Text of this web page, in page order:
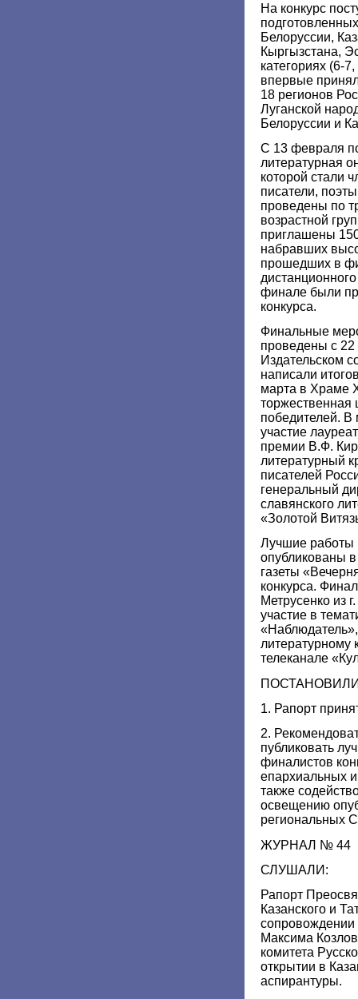
На конкурс
Белоруссии,
Кыргызстана,
категориях (6-
впервые
18 регионов
Луганской
Белоруссии и
С 13 февраля
литературная
которой стали
писатели,
проведены по
возрастной
приглашены
набравших
прошедших в
финале были
конкурса.
Финальные
проведены с 22
Издательском
написали
марта в Храме
торжественная
победителей. В
участие
премии В.Ф.
литературный
писателей
генеральный
славянского
«Золотой
Лучшие работы
опубликованы
газеты
конкурса.
Метрусенко из
участие в
литературному
телеканале
1. Рапорт
2.
публиковать
финалистов
епархиальных
также
освещению
региональных
ЖУРНАЛ № 44
СЛУШАЛИ:
Рапорт
Казанского и
сопровождении
Максима
комитета
открытии в
аспирантуры.